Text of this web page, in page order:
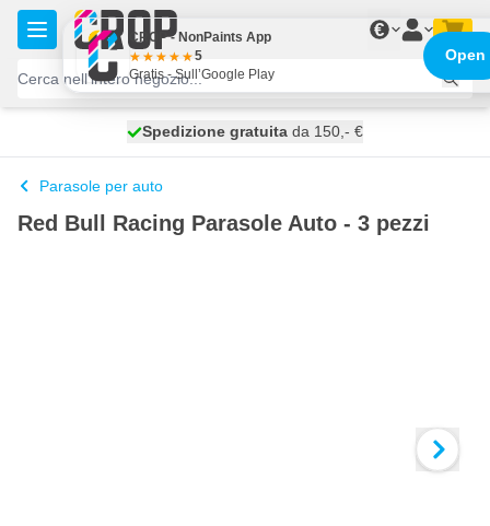
Salta al contenuto
€
spedito oggi
Spedizione gratuita da 150,- €
100 giorni
Parasole per auto
Red Bull Racing Parasole Auto - 3 pezzi
CROP - NonPaints App
5
Gratis - Sull’Google Play
Open